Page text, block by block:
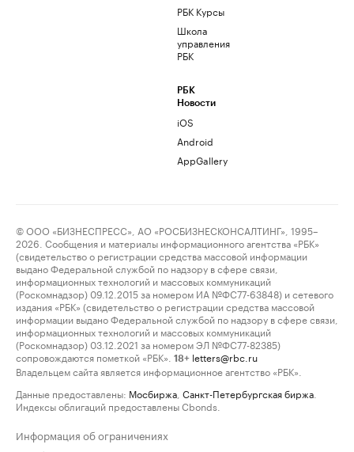
РБК Курсы
Школа
управления
РБК
РБК
Новости
iOS
Android
AppGallery
© ООО «БИЗНЕСПРЕСС», АО «РОСБИЗНЕСКОНСАЛТИНГ», 1995–
2026. Сообщения и материалы информационного агентства «РБК»
(свидетельство о регистрации средства массовой информации
выдано Федеральной службой по надзору в сфере связи,
информационных технологий и массовых коммуникаций
(Роскомнадзор) 09.12.2015 за номером ИА №ФС77-63848) и сетевого
издания «РБК» (свидетельство о регистрации средства массовой
информации выдано Федеральной службой по надзору в сфере связи,
информационных технологий и массовых коммуникаций
(Роскомнадзор) 03.12.2021 за номером ЭЛ №ФС77-82385)
сопровождаются пометкой «РБК».
18+ letters@rbc.ru
Владельцем сайта является информационное агентство «РБК».
Данные предоставлены: Мосбиржа Санкт-Петербургская биржа
Индексы облигаций предоставлены Cbonds.
Информация об ограничениях